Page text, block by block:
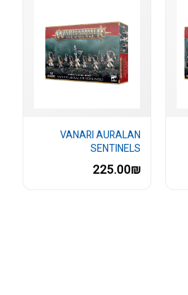
VANARI AURALAN
SENTINELS
225.00₪